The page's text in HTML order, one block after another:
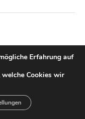
das doch nicht
Erfahrung auf
Cookies wir